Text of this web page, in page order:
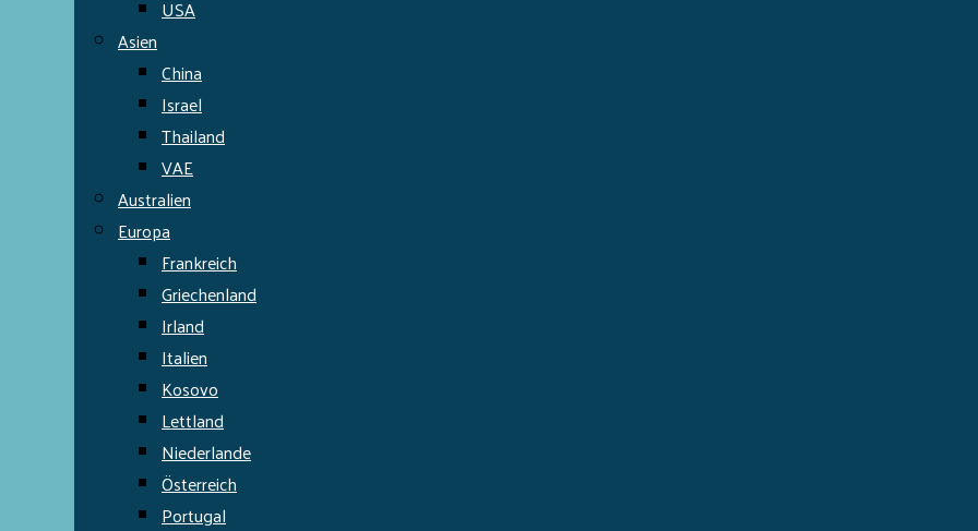
USA
Asien
China
Israel
Thailand
VAE
Australien
Europa
Frankreich
Griechenland
Irland
Italien
Kosovo
Lettland
Niederlande
Österreich
Portugal